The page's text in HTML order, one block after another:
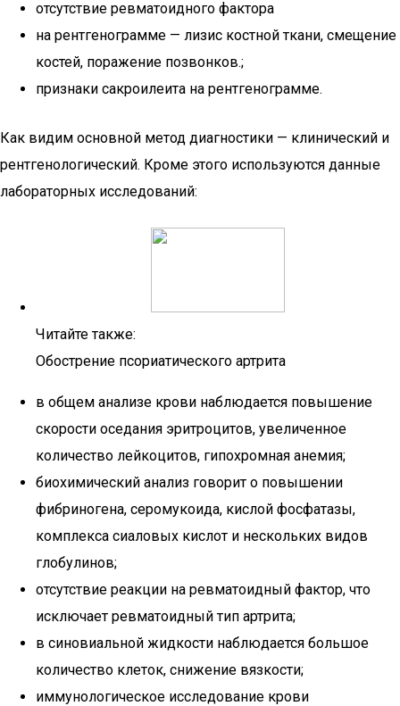
отсутствие ревматоидного фактора
на рентгенограмме — лизис костной ткани, смещение
костей, поражение позвонков.;
признаки сакроилеита на рентгенограмме.
Как видим основной метод диагностики — клинический и
рентгенологический. Кроме этого используются данные
лабораторных исследований:
Читайте также:
Обострение псориатического артрита
в общем анализе крови наблюдается повышение
скорости оседания эритроцитов, увеличенное
количество лейкоцитов, гипохромная анемия;
биохимический анализ говорит о повышении
фибриногена, серомукоида, кислой фосфатазы,
комплекса сиаловых кислот и нескольких видов
глобулинов;
отсутствие реакции на ревматоидный фактор, что
исключает ревматоидный тип артрита;
в синовиальной жидкости наблюдается большое
количество клеток, снижение вязкости;
иммунологическое исследование крови